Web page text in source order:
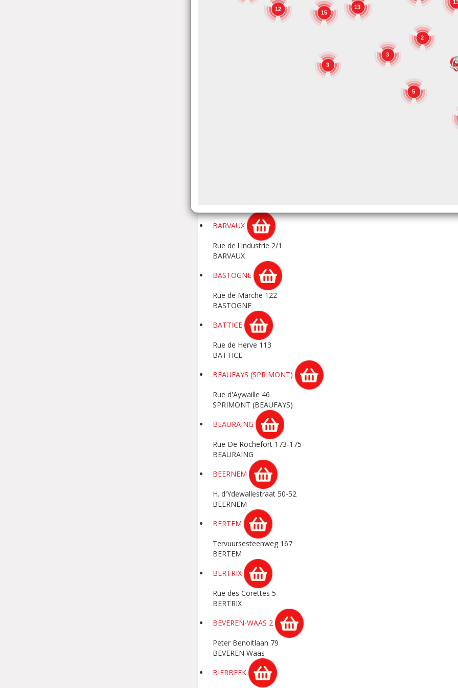
BARVAUX
Rue de l'Industrie 2/1
BARVAUX
BASTOGNE
Rue de Marche 122
BASTOGNE
BATTICE
Rue de Herve 113
BATTICE
BEAUFAYS (SPRIMONT)
Rue d'Aywaille 46
SPRIMONT (BEAUFAYS)
BEAURAING
Rue De Rochefort 173-175
BEAURAING
BEERNEM
H. d'Ydewallestraat 50-52
BEERNEM
BERTEM
Tervuursesteenweg 167
BERTEM
BERTRIX
Rue des Corettes 5
BERTRIX
BEVEREN-WAAS 2
Peter Benoitlaan 79
BEVEREN Waas
BIERBEEK
15
13
3
5
12
3
2